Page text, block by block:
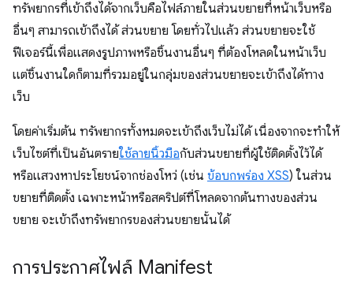
ทรัพยากรที่เข้าถึงได้จากเว็บคือไฟล์ภายในส่วนขยายที่หน้าเว็บหรือ
อื่นๆ สามารถเข้าถึงได้ ส่วนขยาย โดยทั่วไปแล้ว ส่วนขยายจะใช้
ฟีเจอร์นี้เพื่อแสดงรูปภาพหรือชิ้นงานอื่นๆ ที่ต้องโหลดในหน้าเว็บ
แต่ชิ้นงานใดก็ตามที่รวมอยู่ในกลุ่มของส่วนขยายจะเข้าถึงได้ทาง
เว็บ
โดยค่าเริ่มต้น ทรัพยากรทั้งหมดจะเข้าถึงเว็บไม่ได้ เนื่องจากจะทำให้
เว็บไซต์ที่เป็นอันตรายใช้ลายนิ้วมือกับส่วนขยายที่ผู้ใช้ติดตั้งไว้ได้
หรือแสวงหาประโยชน์จากช่องโหว่ (เช่น ข้อบกพร่อง XSS) ในส่วน
ขยายที่ติดตั้ง เฉพาะหน้าหรือสคริปต์ที่โหลดจากต้นทางของส่วน
ขยาย จะเข้าถึงทรัพยากรของส่วนขยายนั้นได้
การประกาศไฟล์ Manifest